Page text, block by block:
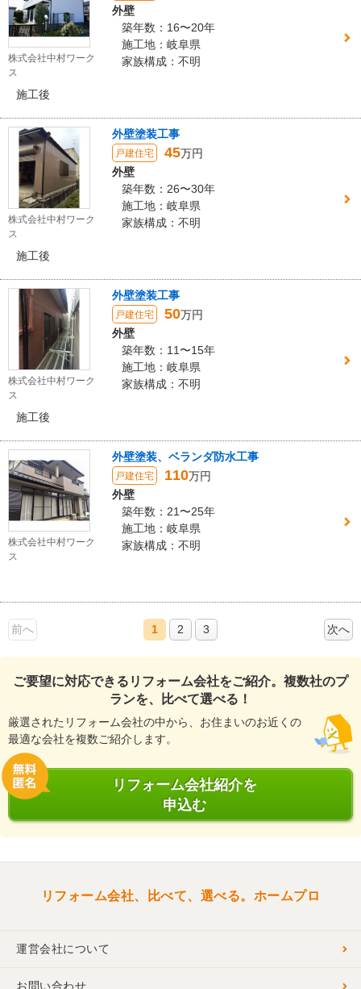
株式会社中村ワーク
ス
外壁
築年数：16〜20年
施工地：岐阜県
家族構成：不明
施工後
株式会社中村ワーク
ス
外壁塗装工事
戸建住宅 45万円
外壁
築年数：26〜30年
施工地：岐阜県
家族構成：不明
施工後
株式会社中村ワーク
ス
外壁塗装工事
戸建住宅 50万円
外壁
築年数：11〜15年
施工地：岐阜県
家族構成：不明
施工後
株式会社中村ワーク
ス
外壁塗装、ベランダ防水工事
戸建住宅 110万円
外壁
築年数：21〜25年
施工地：岐阜県
家族構成：不明
前へ 1 2 3 次へ
ご要望に対応できるリフォーム会社をご紹介。複数社のプ
ランを、比べて選べる！
厳選されたリフォーム会社の中から、お住まいのお近くの
最適な会社を複数ご紹介します。
リフォーム会社紹介を
申込む
リフォーム会社、比べて、選べる。ホームプロ
運営会社について
お問い合わせ